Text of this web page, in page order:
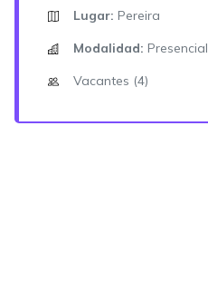
Lugar: Pereira
Modalidad: Presencial
Vacantes (4)